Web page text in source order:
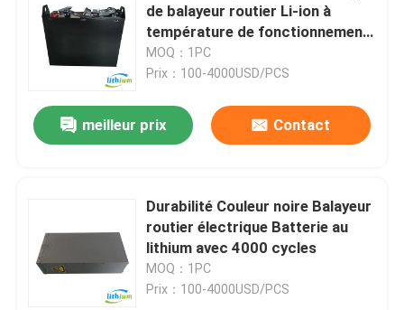
de balayeur routier Li-ion à
température de fonctionnement
de -20 °C à 50 °C
MOQ：1PC
Prix：100-4000USD/PCS
meilleur prix Contact
Durabilité Couleur noire Balayeur
routier électrique Batterie au
lithium avec 4000 cycles
MOQ：1PC
Prix：100-4000USD/PCS